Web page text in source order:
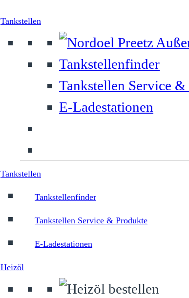
Tankstellen
Tankstellenfinder
Tankstellen Service
E-Ladestationen
Tankstellen
Tankstellenfinder
Tankstellen Service & Produkte
E-Ladestationen
Heizöl